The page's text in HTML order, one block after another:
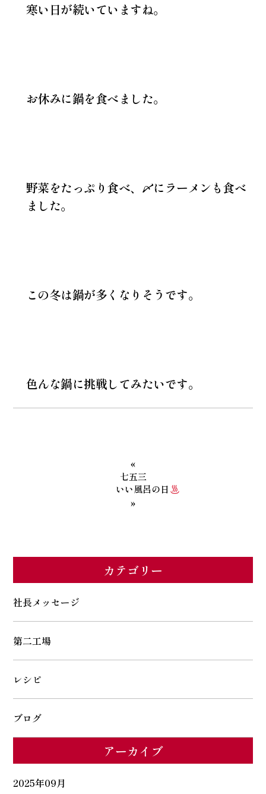
寒い日が続いていますね。
お休みに鍋を食べました。
野菜をたっぷり食べ、〆にラーメンも食べ
ました。
この冬は鍋が多くなりそうです。
色んな鍋に挑戦してみたいです。
«
七五三
いい風呂の日
»
カテゴリー
社長メッセージ
第二工場
レシピ
ブログ
アーカイブ
2025年09月